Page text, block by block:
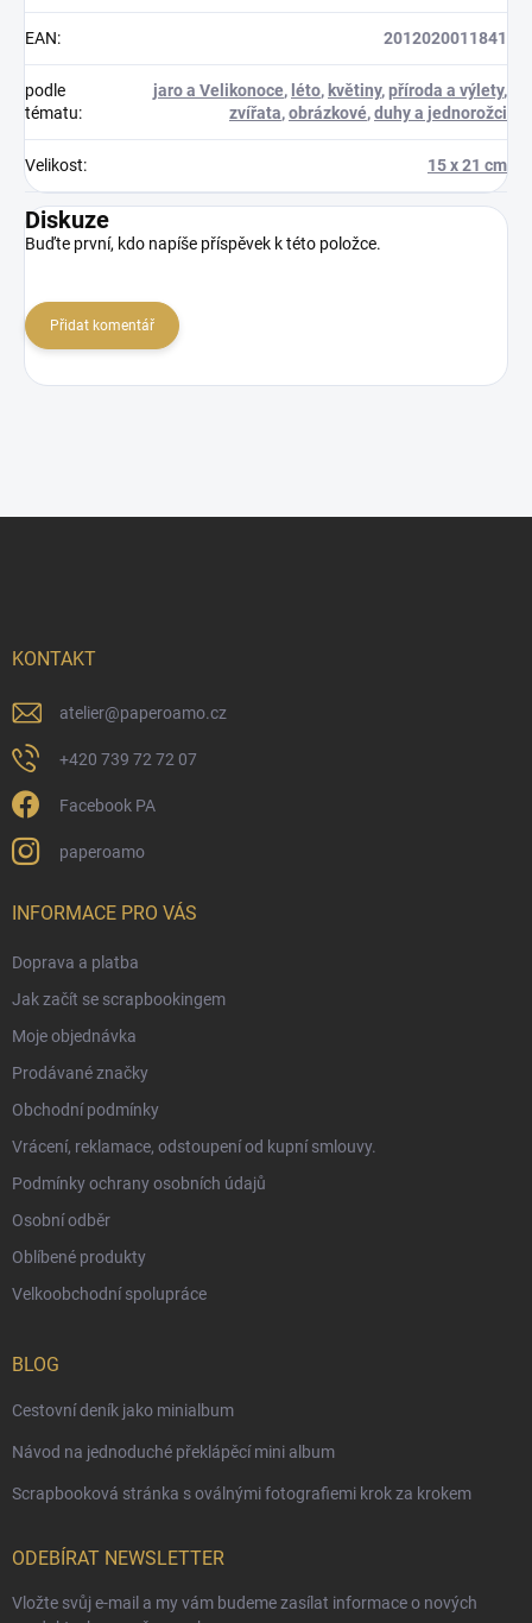
EAN: 2012020011841
podle
tématu:
jaro a Velikonoce, léto, květiny,příroda a výlety,
zvířata,obrázkové,duhy a jednorožci
Velikost: 15 x 21 cm
Diskuze
Buďte první, kdo napíše příspěvek k této položce.
Přidat komentář
KONTAKT
atelier@paperoamo.cz
+420 739 72 72 07
Facebook PA
paperoamo
INFORMACE PRO VÁS
Doprava a platba
Jak začít se scrapbookingem
Moje objednávka
Prodávané značky
Obchodní podmínky
Vrácení, reklamace, odstoupení od kupní smlouvy.
Podmínky ochrany osobních údajů
Osobní odběr
Oblíbené produkty
Velkoobchodní spolupráce
BLOG
Cestovní deník jako minialbum
Návod na jednoduché překlápěcí mini album
Scrapbooková stránka s oválnými fotografiemi krok za krokem
ODEBÍRAT NEWSLETTER
Vložte svůj e-mail a my vám budeme zasílat informace o nových